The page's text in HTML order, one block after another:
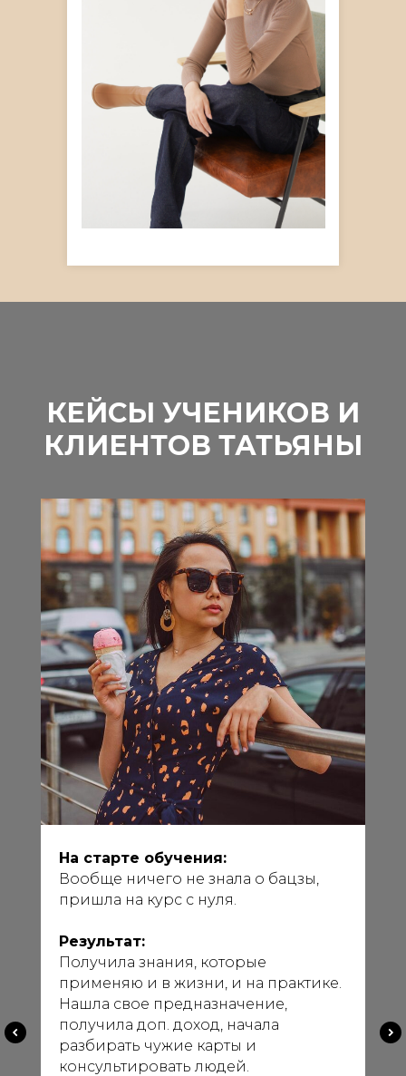
КЕЙСЫ УЧЕНИКОВ И
КЛИЕНТОВ ТАТЬЯНЫ
На старте обучения:
Вообще ничего не знала о бацзы,
пришла на курс с нуля.
Результат:
Получила знания, которые
применяю и в жизни, и на практике.
Нашла свое предназначение,
получила доп. доход, начала
разбирать чужие карты и
консультировать людей.